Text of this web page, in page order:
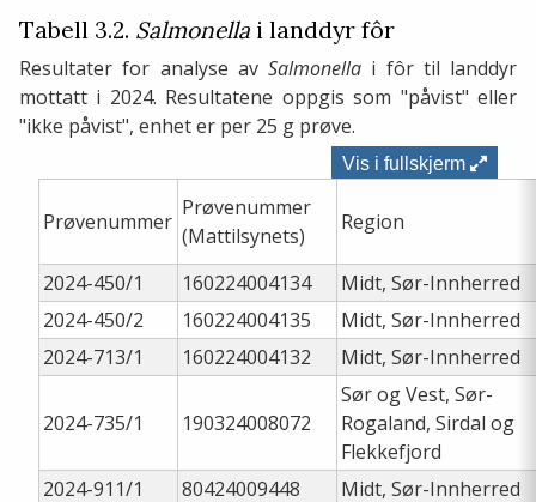
Tabell 3.2. Salmonella i landdyr fôr
Resultater for analyse av Salmonella i fôr til landdyr
mottatt i 2024. Resultatene oppgis som "påvist" eller
"ikke påvist", enhet er per 25 g prøve.
Vis i fullskjerm
Prøvenummer
Prøvenummer
(Mattilsynets)
Region
2024-450/1 160224004134
Midt, Sør-Innherred
2024-450/2
160224004135
Midt, Sør-Innherred
2024-713/1
160224004132 Midt, Sør-Innherred
2024-735/1 190324008072
Sør og Vest, Sør-
Rogaland, Sirdal og
Flekkefjord
2024-911/1
80424009448
Midt, Sør-Innherred